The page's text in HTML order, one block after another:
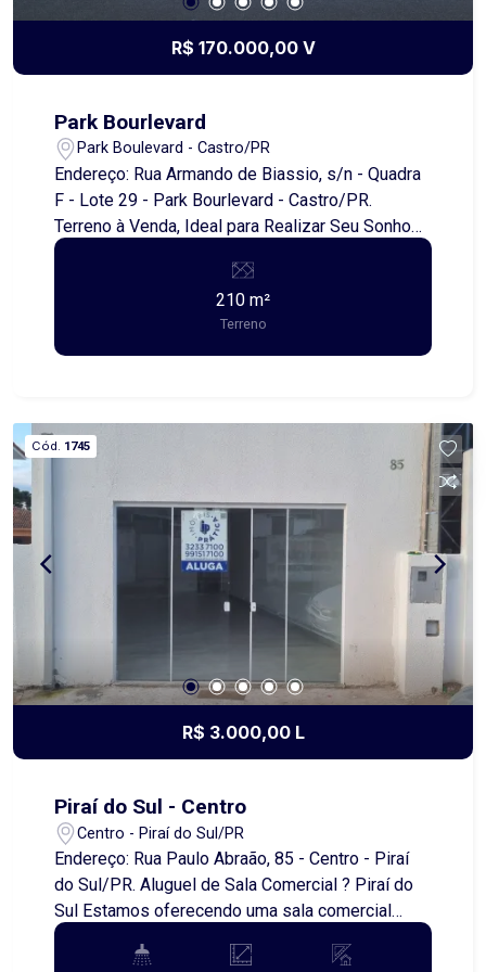
R$ 170.000,00 V
Park Bourlevard
Park Boulevard - Castro/PR
Endereço: Rua Armando de Biassio, s/n - Quadra
F - Lote 29 - Park Bourlevard - Castro/PR.
Terreno à Venda, Ideal para Realizar Seu Sonho
da Casa Própria Se você busca um espaço para
construir seu lar, este é o momento perfeito!
Disponível para venda, este terreno possui
210,00 metros quadrados de área total com
10,00 metros de frente, oferecendo ampla
acessível e de fácil circulação, o imóvel é uma
excelente oportunidade para quem deseja
no seu novo lar. Entre em contato conosco e
210 m²
Terreno
Cód. 1745
R$ 3.000,00 L
Piraí do Sul - Centro
Centro - Piraí do Sul/PR
Endereço: Rua Paulo Abraão, 85 - Centro - Piraí
do Sul/PR. Aluguel de Sala Comercial ? Piraí do
Sul Estamos oferecendo uma sala comercial
nova para locação, ideal para seu negócio
prosperar. Localizada estrategicamente, a